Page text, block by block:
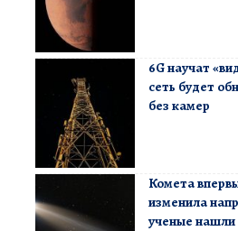
6G научат
сеть будет
без камер
Комета
изменила
ученые нашли